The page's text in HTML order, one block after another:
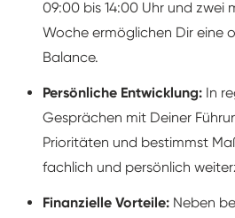
09:00 bis 14:00 Uhr und zwei
Woche ermöglichen Dir eine
Balance.
Persönliche Entwicklung: In
Gesprächen mit Deiner
Prioritäten und bestimmst
fachlich und persönlich
Finanzielle Vorteile: Neben